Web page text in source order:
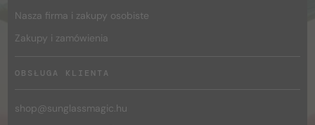
Nasza firma i zakupy osobiste
Zakupy i zamówienia
OBSŁUGA KLIENTA
shop@sunglassmagic.hu